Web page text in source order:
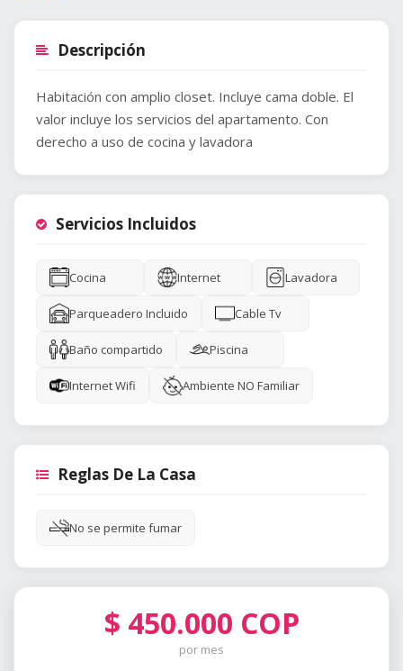
Descripción
Habitación con amplio closet. Incluye cama doble. El
valor incluye los servicios del apartamento. Con
derecho a uso de cocina y lavadora
Servicios Incluidos
Cocina Internet Lavadora
Parqueadero Incluido Cable Tv
Baño compartido Piscina
Internet Wifi Ambiente NO Familiar
Reglas De La Casa
No se permite fumar
$ 450.000 COP
por mes